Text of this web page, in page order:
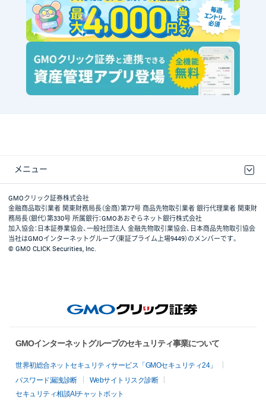
メニュー
取引規程・約款
最良執行方針
ディスクレイマー
リスク説明
GMOクリック証券ホームページ
GMOクリック証券株式会社
金融商品取引業者 関東財務局長（金商）第77号 商品先物取引業者 銀行代理業者 関東財
務局長（銀代）第330号 所属銀行：GMOあおぞらネット銀行株式会社
加入協会：日本証券業協会、一般社団法人 金融先物取引業協会、日本商品先物取引協会
当社はGMOインターネットグループ（東証プライム上場9449）のメンバーです。
© GMO CLICK Securities, Inc.
GMOインターネットグループのセキュリティ事業について
世界初総合ネットセキュリティサービス「GMOセキュリティ24」
パスワード漏洩診断
Webサイトリスク診断
セキュリティ相談AIチャットボット